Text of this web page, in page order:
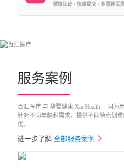
领馆认证 · 快速提交 · 多国移民
服务案例
百汇医疗 与 挚馨健康 Xin Health 一同为
针对不同年龄和需求。提供不同特点侧
优。
进一步了解 全部服务案例